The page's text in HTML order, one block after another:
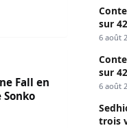
se prépare
en Chine avant
Fall en
sur
pour
6 août
sur
pour
6 août